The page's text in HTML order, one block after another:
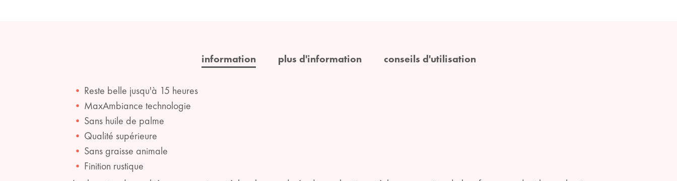
information plus d'information conseils d'utilisation
Reste belle jusqu'à 15 heures
MaxAmbiance technologie
Sans huile de palme
Qualité supérieure
Sans graisse animale
Finition rustique